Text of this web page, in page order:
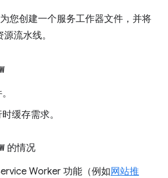
您创建一个服务工作器文件，并将
流水线。
缓存需求。
的情况
Worker 功能（例如网站推